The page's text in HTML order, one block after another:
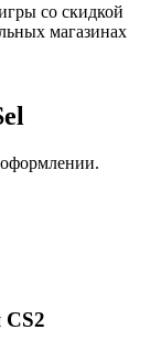
со скидкой
магазинах